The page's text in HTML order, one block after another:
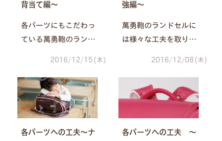
ろいろな工夫をしてい
るんですよ～◎
背当て編～
各パーツにもこだわっ
ている萬勇鞄のランド
子さまにとって6年間使
いやすいランドセルに
仕上げています。こだ
ツの中から、今回は背
2016/12/15(木)
強編～
萬勇鞄のランドセルに
は様々な工夫を取り入
も地味に大切なのが補
強。実はランドセルの
ておらずペコペコのも
2016/12/08(木)
各パーツへの工夫～ナ
各パーツへの工夫 ～